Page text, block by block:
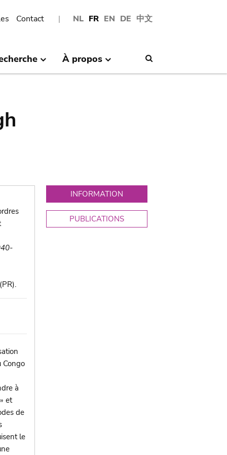
NL FR EN DE 中文
Contact
À propos
INFORMATION
PUBLICATIONS
Congo
à
et
de
le